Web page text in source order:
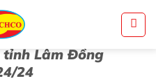
Lâm Đồng
24